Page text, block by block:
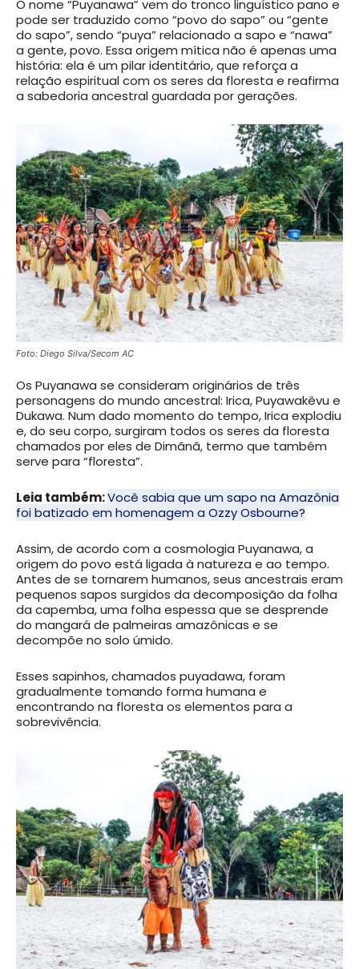
O nome “Puyanawa” vem do tronco linguístico pano e
pode ser traduzido como “povo do sapo” ou “gente
do sapo”, sendo “puya” relacionado a sapo e “nawa”
a gente, povo. Essa origem mítica não é apenas uma
história: ela é um pilar identitário, que reforça a
relação espiritual com os seres da floresta e reafirma
a sabedoria ancestral guardada por gerações.
Foto: Diego Silva/Secom AC
Os Puyanawa se consideram originários de três
personagens do mundo ancestral: Irica, Puyawakêvu e
Dukawa. Num dado momento do tempo, Irica explodiu
e, do seu corpo, surgiram todos os seres da floresta
chamados por eles de Dimãnã, termo que também
serve para “floresta”.
Leia também:Você sabia que um sapo na Amazônia
foi batizado em homenagem a Ozzy Osbourne?
Assim, de acordo com a cosmologia Puyanawa, a
origem do povo está ligada à natureza e ao tempo.
Antes de se tornarem humanos, seus ancestrais eram
pequenos sapos surgidos da decomposição da folha
da capemba, uma folha espessa que se desprende
do mangará de palmeiras amazônicas e se
decompõe no solo úmido.
Esses sapinhos, chamados puyadawa, foram
gradualmente tomando forma humana e
encontrando na floresta os elementos para a
sobrevivência.